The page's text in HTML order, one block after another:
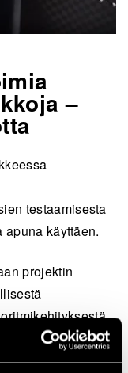
–
testaamisesta
käyttäen.
projektin
olennainen data
asteroidille.